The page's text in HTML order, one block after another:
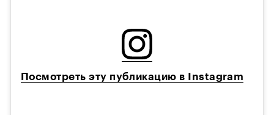
Посмотреть эту публикацию в Instagram